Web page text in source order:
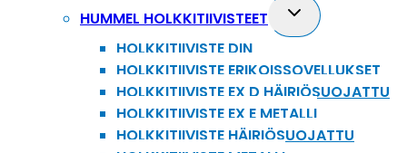
HUMMEL HOLKKITIIVISTEET
Toggle
child
HOLKKITIIVISTE DIN
HOLKKITIIVISTE ERIKOISSOVELLUKSET
HOLKKITIIVISTE EX D HÄIRIÖSUOJATTU
HOLKKITIIVISTE EX E METALLI
HOLKKITIIVISTE HÄIRIÖSUOJATTU